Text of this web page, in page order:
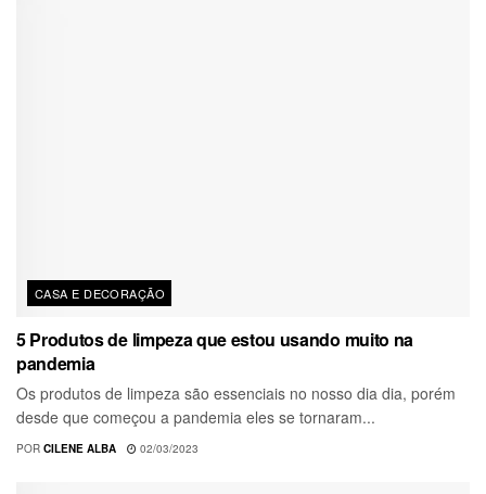
CASA E DECORAÇÃO
5 Produtos de limpeza que estou usando muito na
pandemia
Os produtos de limpeza são essenciais no nosso dia dia, porém
desde que começou a pandemia eles se tornaram...
POR CILENE ALBA 02/03/2023